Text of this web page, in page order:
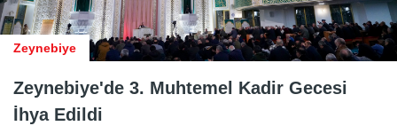
Zeynebiye
Zeynebiye'de 3. Muhtemel Kadir Gecesi
İhya Edildi